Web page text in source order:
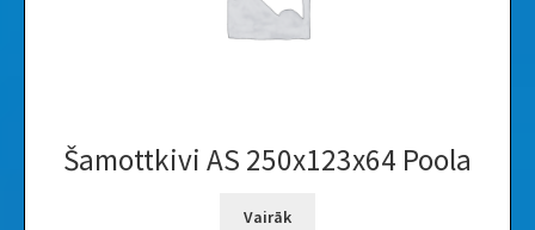
Šamottkivi AS 250x123x64 Poola
Vairāk